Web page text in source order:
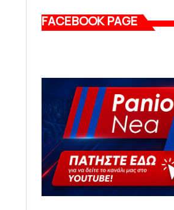
FACEBOOK PAGE